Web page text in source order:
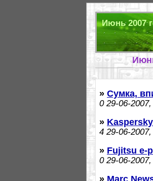
Июнь 2007
» Сумка,
029-06-
»
4 29-06-
» Fujitsu e-
029-06-
» Marc